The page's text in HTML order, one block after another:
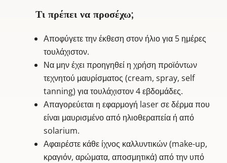
Τι πρέπει να προσέχω;
Αποφύγετε την έκθεση στον ήλιο για 5 ημέρες
τουλάχιστον.
Να μην έχει προηγηθεί η χρήση προϊόντων
τεχνητού μαυρίσματος (cream, spray, self
tanning) για τουλάχιστον 4 εβδομάδες.
Απαγορεύεται η εφαρμογή laser σε δέρμα που
είναι μαυρισμένο από ηλιοθεραπεία ή από
solarium.
Αφαιρέστε κάθε ίχνος καλλυντικών (make-up,
κραγιόν, αρώματα, αποσμητικά) από την υπό